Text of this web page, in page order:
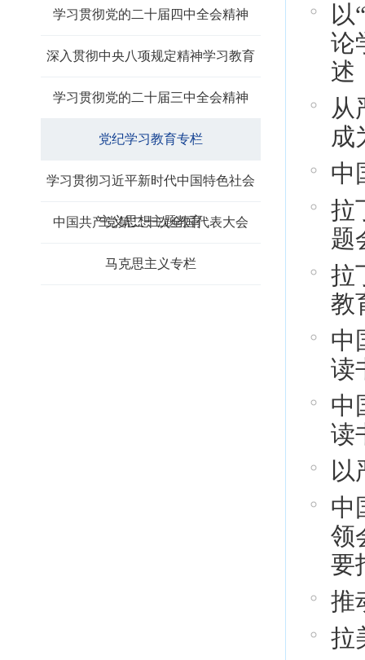
学习贯彻党的二十届四中全会精神
深入贯彻中央八项规定精神学习教育
学习贯彻党的二十届三中全会精神
党纪学习教育专栏
学习贯彻习近平新时代中国特色社会
主义思想主题教育
中国共产党第二十次全国代表大会
马克思主义专栏
以
论
述
从
成
中
拉
题
拉
教
中
读
中
读
以
中
领
要
推
拉